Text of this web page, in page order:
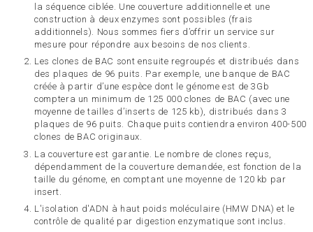
la séquence ciblée. Une couverture additionnelle et une
construction à deux enzymes sont possibles (frais
additionnels). Nous sommes fiers d’offrir un service sur
mesure pour répondre aux besoins de nos clients.
Les clones de BAC sont ensuite regroupés et distribués dans
des plaques de 96 puits. Par exemple, une banque de BAC
créée à partir d’une espèce dont le génome est de 3Gb
comptera un minimum de 125 000 clones de BAC (avec une
moyenne de tailles d’inserts de 125 kb), distribués dans 3
plaques de 96 puits. Chaque puits contiendra environ 400-500
clones de BAC originaux.
La couverture est garantie. Le nombre de clones reçus,
dépendamment de la couverture demandée, est fonction de la
taille du génome, en comptant une moyenne de 120 kb par
insert.
L'isolation d'ADN à haut poids moléculaire (HMW DNA) et le
contrôle de qualité par digestion enzymatique sont inclus.